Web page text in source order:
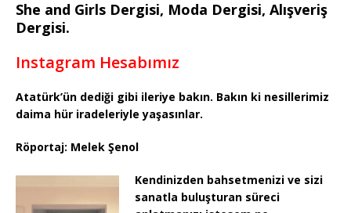
She and Girls Dergisi, Moda Dergisi, Alışveriş
Dergisi.
Instagram Hesabımız
Atatürk’ün dediği gibi ileriye bakın. Bakın ki nesillerimiz
daima hür iradeleriyle yaşasınlar.
Röportaj: Melek Şenol
Kendinizden bahsetmenizi ve sizi
sanatla buluşturan süreci